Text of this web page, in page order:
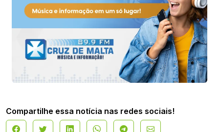
Compartilhe essa notícia nas redes sociais!